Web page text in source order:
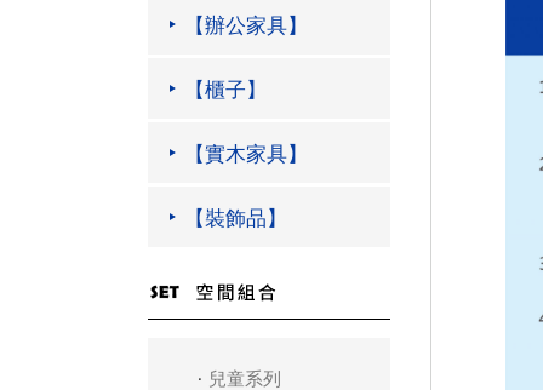
【辦公家具】
【櫃子】
【實木家具】
【裝飾品】
兒童系列